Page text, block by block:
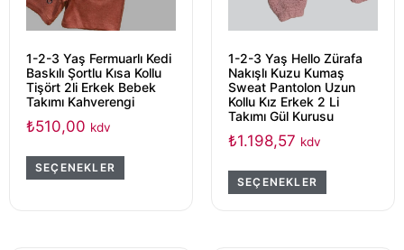
1-2-3 Yaş Fermuarlı Kedi
Baskılı Şortlu Kısa Kollu
Tişört 2li Erkek Bebek
Takımı Kahverengi
₺510,00 kdv
SEÇENEKLER
1-2-3 Yaş Hello Zürafa
Nakışlı Kuzu Kumaş
Sweat Pantolon Uzun
Kollu Kız Erkek 2 Li
Takımı Gül Kurusu
₺1.198,57 kdv
SEÇENEKLER